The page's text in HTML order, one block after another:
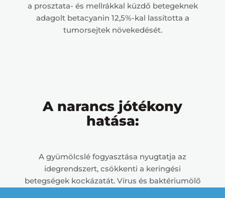
a prosztata- és mellrákkal küzdő betegeknek
adagolt betacyanin 12,5%-kal lassította a
tumorsejtek növekedését.
A narancs jótékony
hatása:
A gyümölcslé fogyasztása nyugtatja az
idegrendszert, csökkenti a keringési
betegségek kockázatát. Vírus és baktériumölő